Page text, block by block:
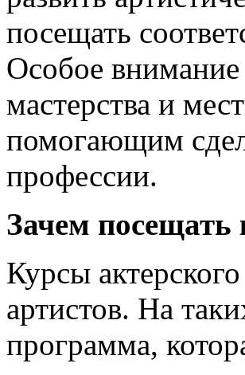
посещать
Особое внимание
мастерства и
помогающим
профессии.
Зачем посещать
Курсы
артистов. На
программа,